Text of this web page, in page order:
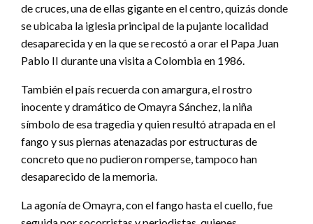
de cruces, una de ellas gigante en el centro, quizás donde
se ubicaba la iglesia principal de la pujante localidad
desaparecida y en la que se recostó a orar el Papa Juan
Pablo II durante una visita a Colombia en 1986.
También el país recuerda con amargura, el rostro
inocente y dramático de Omayra Sánchez, la niña
símbolo de esa tragedia y quien resultó atrapada en el
fango y sus piernas atenazadas por estructuras de
concreto que no pudieron romperse, tampoco han
desaparecido de la memoria.
La agonía de Omayra, con el fango hasta el cuello, fue